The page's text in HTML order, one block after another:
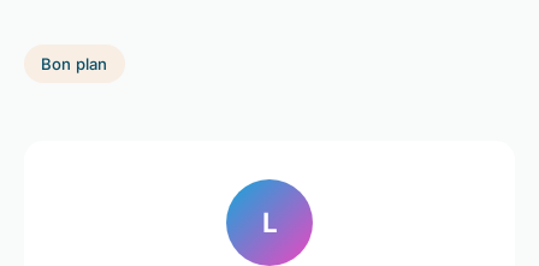
Bon plan
L